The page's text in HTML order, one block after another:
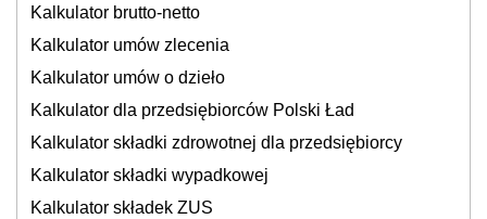
Kalkulator brutto-netto
Kalkulator umów zlecenia
Kalkulator umów o dzieło
Kalkulator dla przedsiębiorców Polski Ład
Kalkulator składki zdrowotnej dla przedsiębiorcy
Kalkulator składki wypadkowej
Kalkulator składek ZUS